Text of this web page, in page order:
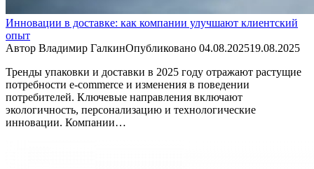
Инновации в доставке: как компании улучшают клиентский
опыт
Автор Владимир ГалкинОпубликовано 04.08.202519.08.2025
Тренды упаковки и доставки в 2025 году отражают растущие
потребности e-commerce и изменения в поведении
потребителей. Ключевые направления включают
экологичность, персонализацию и технологические
инновации. Компании…